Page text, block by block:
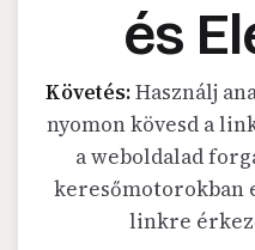
és
Követés:Használj
nyomon kövesd a
a weboldalad
keresőmotorokban
linkre